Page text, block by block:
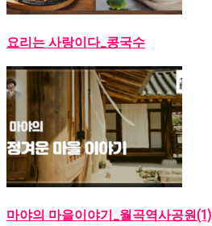
요리는 사랑이다_콩국수
마야의 마을이야기_월곡역사공원(1)